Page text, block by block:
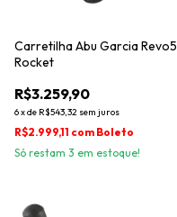
Carretilha Abu Garcia Revo5
Rocket
R$3.259,90
6xde R$543,32 sem juros
R$2.999,11 com Boleto
Só restam 3 em estoque!